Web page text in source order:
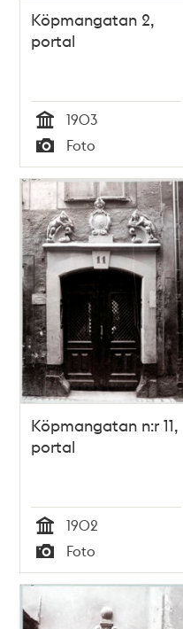
Köpmangatan 2,
portal
Tid
1903
Typ
Foto
Köpmangatan n:r 11,
portal
Tid
1902
Typ
Foto